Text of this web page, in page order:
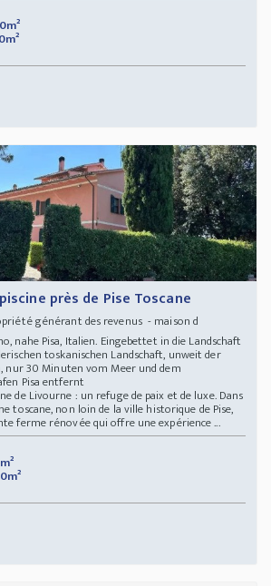
près de Pise Toscane
générant des revenus - maison d
nahe Pisa, Italien. Eingebettet in die Landschaft
toskanischen Landschaft, unweit der
nur 30 Minuten vom Meer und dem
Pisa entfernt
de Livourne : un refuge de paix et de luxe. Dans
toscane, non loin de la ville historique de Pise,
ferme rénovée qui offre une expérience ...